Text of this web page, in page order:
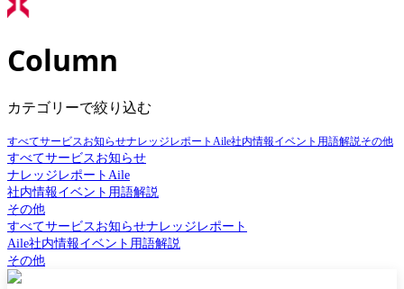
Column
カテゴリーで絞り込む
すべてサービス お知らせナレッジレポート Aile社内情報イベント 用語解説その他
すべてサービス お知らせ
ナレッジ レポート Aile
社内情報イベント 用語解説
その他
すべてサービス お知らせナレッジ レポート
Aile社内情報イベント 用語解説
その他